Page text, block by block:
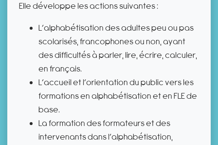
Elle développe les actions suivantes :
L’alphabétisation des adultes peu ou pas
scolarisés, francophones ou non, ayant
des difficultés à parler, lire, écrire, calculer,
en français.
L’accueil et l’orientation du public vers les
formations en alphabétisation et en FLE de
base.
La formation des formateurs et des
intervenants dans l’alphabétisation,